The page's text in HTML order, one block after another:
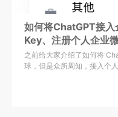
如何将ChatGPT接
Key、注册个人企业
务
之前给大家介绍了如何将
球，但是众所周知，接入个